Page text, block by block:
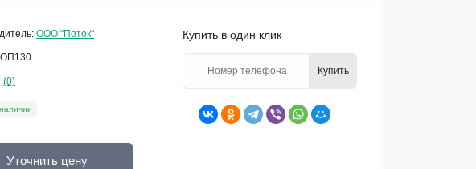
ООО "Поток"
ОП130
(0)
Уточнить цену
Купить в один клик
Купить